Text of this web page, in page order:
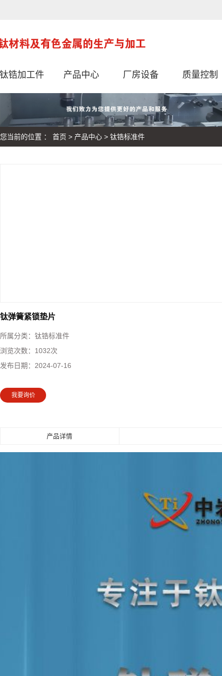
钛锆加工件 产品中心 厂房设备 质量控制
您当前的位置 ： 首页 > 产品中心 > 钛锆标准件
钛弹簧紧锁垫片
所属分类： 钛锆标准件
浏览次数： 1032次
发布日期： 2024-07-16
我要询价
产品详情